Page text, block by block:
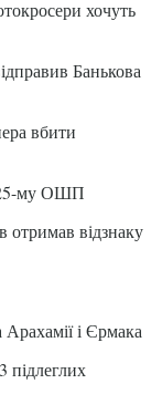
хочуть
Банькова
вбити
му ОШП
отримав відзнаку
і Єрмака
підлеглих